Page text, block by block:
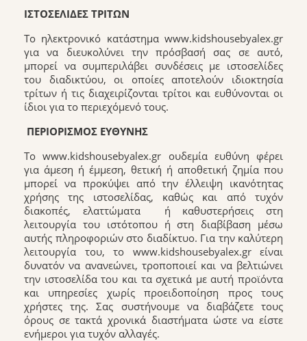
ΙΣΤOΣΕΛΙΔΕΣ ΤΡΙΤΩΝ
Το ηλεκτρονικό κατάστημα www.kidshousebyalex.gr
για να διευκολύνει την πρόσβασή σας σε αυτό,
μπορεί να συμπεριλάβει συνδέσεις με ιστοσελίδες
του διαδικτύου, οι οποίες αποτελούν ιδιοκτησία
τρίτων ή τις διαχειρίζονται τρίτοι και ευθύνονται οι
ίδιοι για το περιεχόμενό τους.
ΠΕΡΙOΡΙΣΜOΣ ΕΥΘΥΝΗΣ
Το www.kidshousebyalex.gr ουδεμία ευθύνη φέρει
για άμεση ή έμμεση, θετική ή αποθετική ζημία που
μπορεί να προκύψει από την έλλειψη ικανότητας
χρήσης της ιστοσελίδας, καθώς και από τυχόν
διακοπές, ελαττώματα ή καθυστερήσεις στη
λειτουργία του ιστότοπου ή στη διαβίβαση μέσω
αυτής πληροφοριών στο διαδίκτυο. Για την καλύτερη
λειτουργία του, το www.kidshousebyalex.gr είναι
δυνατόν να ανανεώνει, τροποποιεί και να βελτιώνει
την ιστοσελίδα του και τα σχετικά με αυτή προϊόντα
και υπηρεσίες χωρίς προειδοποίηση προς τους
χρήστες της. Σας συστήνουμε να διαβάζετε τους
όρους σε τακτά χρονικά διαστήματα ώστε να είστε
ενήμεροι για τυχόν αλλαγές.